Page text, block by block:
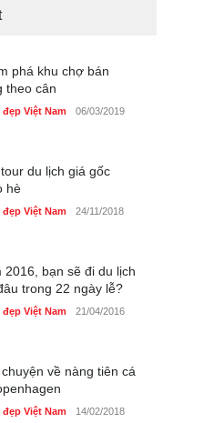
Việt Nam
Việt Nam 25/04/2020
phá khu chợ bán
theo cân
đẹp Việt Nam 06/03/2019
du lịch giá gốc
hè
đẹp Việt Nam 24/11/2018
2016, bạn sẽ đi du lịch
trong 22 ngày lễ?
đẹp Việt Nam 21/04/2016
về nàng tiên cá
đẹp Việt Nam 14/02/2018